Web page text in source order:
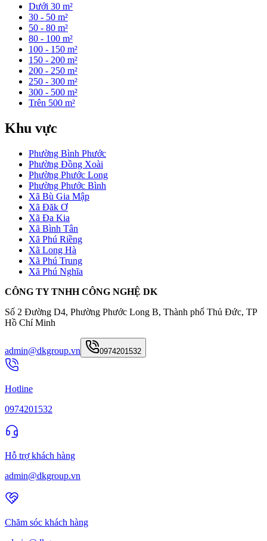
Dưới 30 m²
30 - 50 m²
50 - 80 m²
80 - 100 m²
100 - 150 m²
150 - 200 m²
200 - 250 m²
250 - 300 m²
300 - 500 m²
Trên 500 m²
Khu vực
Phường Bình Phước
Phường Đồng Xoài
Phường Phước Long
Phường Phước Bình
Xã Bù Gia Mập
Xã Đăk Ơ
Xã Đa Kia
Xã Bình Tân
Xã Phú Riềng
Xã Long Hà
Xã Phú Trung
Xã Phú Nghĩa
CÔNG TY TNHH CÔNG NGHỆ DK
Số 2 Đường D4, Phường Phước Long B, Thành phố Thủ Đức, TP
Hồ Chí Minh
admin@dkgroup.vn 0974201532
Hotline
0974201532
Hỗ trợ khách hàng
admin@dkgroup.vn
Chăm sóc khách hàng